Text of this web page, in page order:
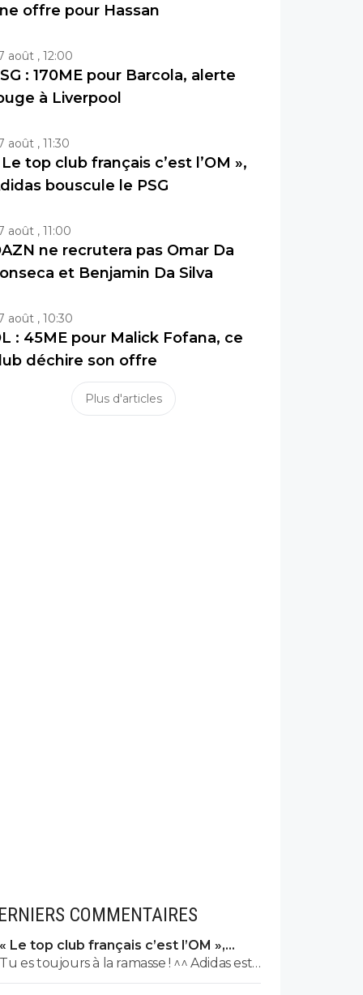
offre pour Hassan
août , 12:00
: 170ME pour Barcola, alerte
à Liverpool
août , 11:30
Le top club français c’est l’OM »,
bouscule le PSG
août , 11:00
ne recrutera pas Omar Da
et Benjamin Da Silva
août , 10:30
: 45ME pour Malick Fofana, ce
déchire son offre
Plus d'articles
COMMENTAIRES
« Le top club français c’est l’OM »,
Adidas bouscule le PSG
Tu es toujours à la ramasse ! ^^ Adidas est
l'équipementier de l'OL depuis 2010. 😏